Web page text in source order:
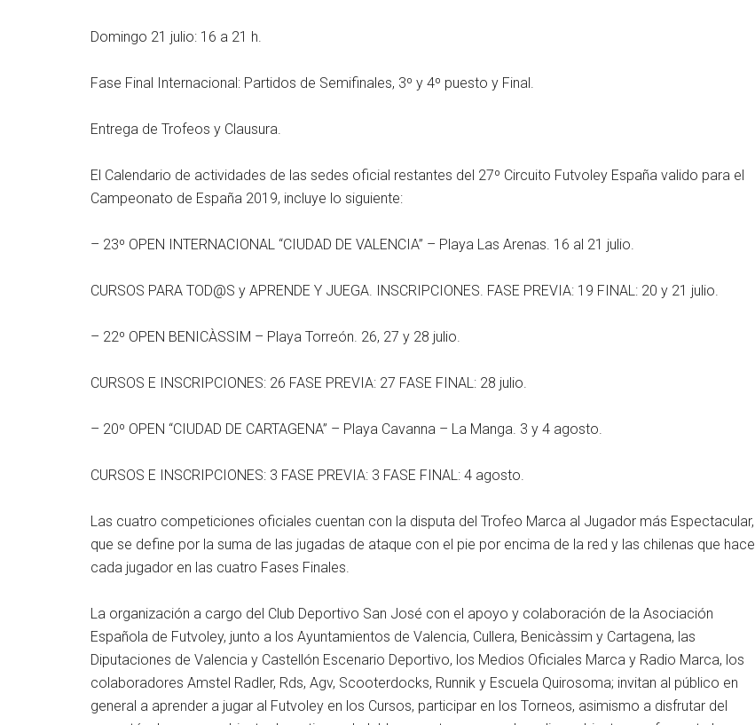
Domingo 21 julio: 16 a 21 h.
Fase Final Internacional: Partidos de Semifinales, 3º y 4º puesto y Final.
Entrega de Trofeos y Clausura.
El Calendario de actividades de las sedes oficial restantes del 27º Circuito Futvoley España valido para el
Campeonato de España 2019, incluye lo siguiente:
– 23º OPEN INTERNACIONAL “CIUDAD DE VALENCIA” – Playa Las Arenas. 16 al 21 julio.
CURSOS PARA TOD@S y APRENDE Y JUEGA. INSCRIPCIONES. FASE PREVIA: 19 FINAL: 20 y 21 julio.
– 22º OPEN BENICÀSSIM – Playa Torreón. 26, 27 y 28 julio.
CURSOS E INSCRIPCIONES: 26 FASE PREVIA: 27 FASE FINAL: 28 julio.
– 20º OPEN “CIUDAD DE CARTAGENA” – Playa Cavanna – La Manga. 3 y 4 agosto.
CURSOS E INSCRIPCIONES: 3 FASE PREVIA: 3 FASE FINAL: 4 agosto.
Las cuatro competiciones oficiales cuentan con la disputa del Trofeo Marca al Jugador más Espectacular,
que se define por la suma de las jugadas de ataque con el pie por encima de la red y las chilenas que hace
cada jugador en las cuatro Fases Finales.
La organización a cargo del Club Deportivo San José con el apoyo y colaboración de la Asociación
Española de Futvoley, junto a los Ayuntamientos de Valencia, Cullera, Benicàssim y Cartagena, las
Diputaciones de Valencia y Castellón Escenario Deportivo, los Medios Oficiales Marca y Radio Marca, los
colaboradores Amstel Radler, Rds, Agv, Scooterdocks, Runnik y Escuela Quirosoma; invitan al público en
general a aprender a jugar al Futvoley en los Cursos, participar en los Torneos, asimismo a disfrutar del